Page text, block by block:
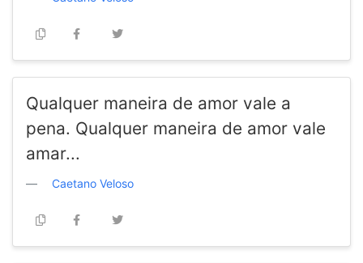
Qualquer maneira de amor vale a
pena. Qualquer maneira de amor vale
amar...
Caetano Veloso